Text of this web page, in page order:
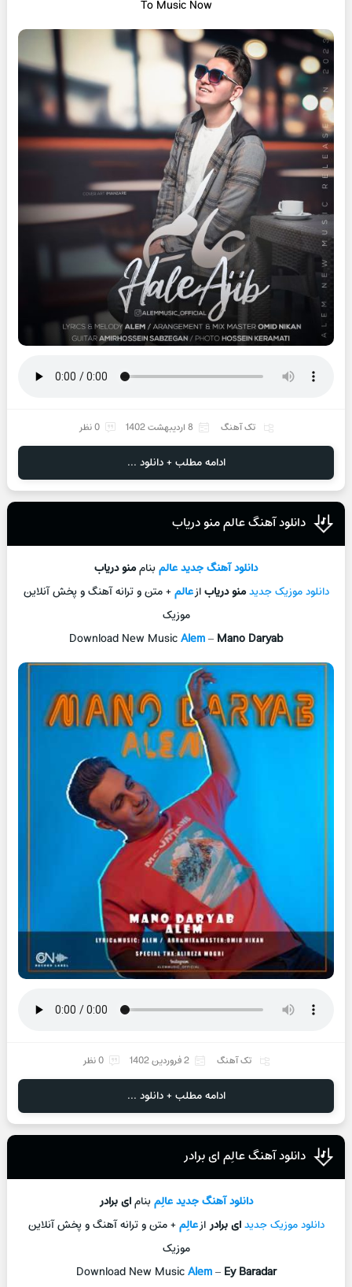
To Music Now
تک آهنگ 8 اردیبهشت 1402 0 نظر
ادامه مطلب + دانلود ...
دانلود آهنگ عالم منو دریاب
دانلود آهنگ جديدعالمبناممنو دریاب
دانلود موزیک جديدمنو دریابازعالم+ متن و ترانه آهنگ و پخش آنلاين
موزيک
Download New MusicAlem– Mano Daryab
تک آهنگ 2 فروردین 1402 0 نظر
ادامه مطلب + دانلود ...
دانلود آهنگ عالِم ای برادر
دانلود آهنگ جديدعالِمبنامای برادر
دانلود موزیک جديدای برادرازعالِم+ متن و ترانه آهنگ و پخش آنلاين
موزيک
Download New MusicAlem– Ey Baradar